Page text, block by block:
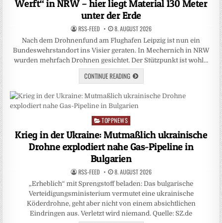
Werft“ in NRW – hier liegt Material 130 Meter
unter der Erde
RSS-FEED 8. AUGUST 2026
Nach dem Drohnenfund am Flughafen Leipzig ist nun ein
Bundeswehrstandort ins Visier geraten. In Mechernich in NRW
wurden mehrfach Drohnen gesichtet. Der Stützpunkt ist wohl…
CONTINUE READING
Posted
TOPPNEWS
Krieg in der Ukraine: Mutmaßlich ukrainische
Drohne explodiert nahe Gas-Pipeline in
Bulgarien
RSS-FEED 8. AUGUST 2026
„Erheblich“ mit Sprengstoff beladen: Das bulgarische
Verteidigungsministerium vermutet eine ukrainische
Köderdrohne, geht aber nicht von einem absichtlichen
Eindringen aus. Verletzt wird niemand. Quelle: SZ.de